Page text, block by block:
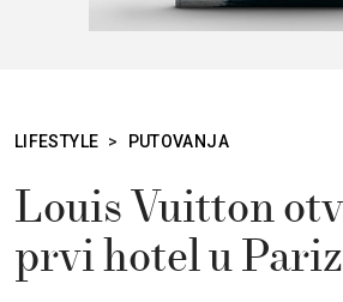
LIFESTYLE > PUTOVANJA
Louis Vuitton
prvi hotel u